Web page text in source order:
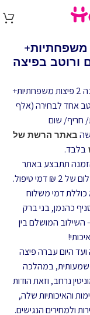
משפחתיות+
ורוטב בפיצה
ההטבה מקנה 2 פיצות משפחתיות+
אחד לבחירה (אלף
חריף/ שום
באתר הרשת של
בלבד.
תתבצע באתר
דמי טיפול.
דמי משלוח
כהנמן, בני ברק
המושלם בין
ועד היום עברה פיצה
במהלכה
נרחב, וזאת הודות
והאיכותיות שלה,
ולמחירים הנגישים.